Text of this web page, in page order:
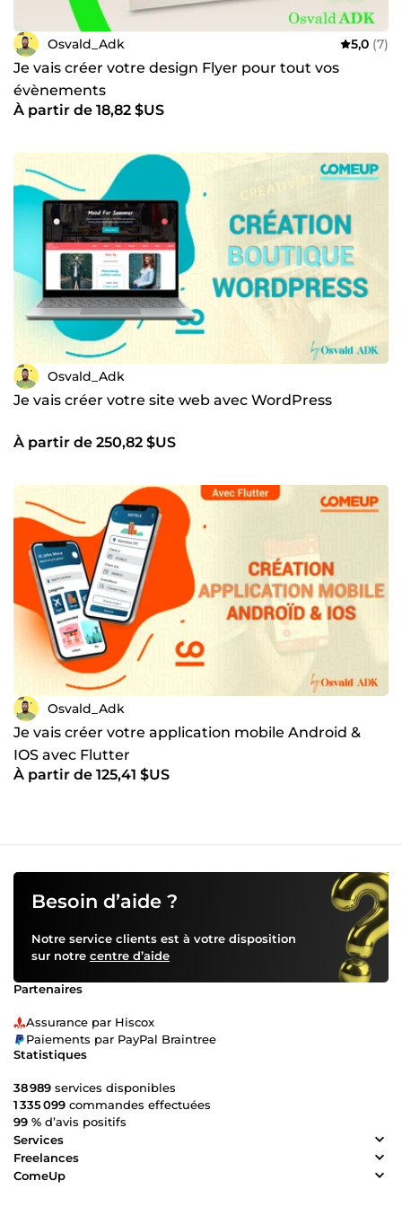
Osvald_Adk 5,0 (7)
Je vais créer votre design Flyer pour tout vos
évènements
À partir de 18,82 $US
Osvald_Adk
Je vais créer votre site web avec WordPress
À partir de 250,82 $US
Osvald_Adk
Je vais créer votre application mobile Android &
IOS avec Flutter
À partir de 125,41 $US
Besoin d’aide ?
Notre service clients est à votre disposition
sur notre centre d’aide
Partenaires
Assurance par Hiscox
Paiements par PayPal Braintree
Statistiques
38 989 services disponibles
1 335 099 commandes effectuées
99 % d’avis positifs
Services
Freelances
ComeUp